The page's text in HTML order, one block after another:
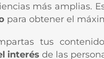
más amplias.
para obtener el
tus
interés de las